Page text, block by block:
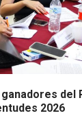
del
2026